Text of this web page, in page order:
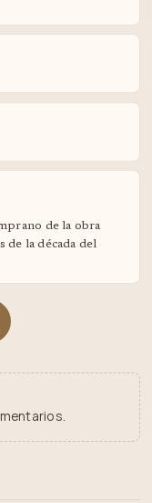
de la obra
de la década del